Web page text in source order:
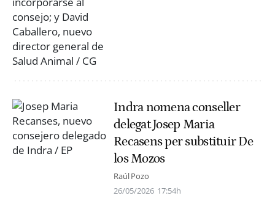
Indra nomena conseller
delegat Josep Maria
Recasens per substituir De
los Mozos
Raúl Pozo
26/05/2026 17:54h